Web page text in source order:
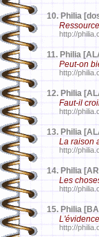
10. Philia
http://
11. Philia
Peut-on
http://
12. Philia
Faut-il
http://
13. Philia
La raison
http://
14. Philia
Les
http://
15. Philia
http://